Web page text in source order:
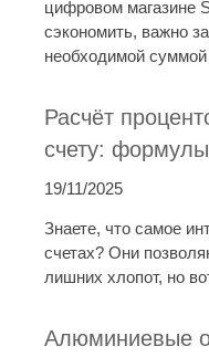
цифровом магазине
сэкономить, важно
необходимой суммой
Расчёт
счету:
19/11/2025
Знаете, что самое
счетах? Они
лишних хлопот, но
Алюминиевые